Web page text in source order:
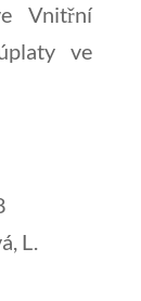
Vnitřní
ve
L.